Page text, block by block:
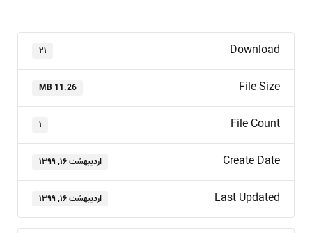
Download ۲۱
File Size
11.26 MB
File Count ۱
Create Date اردیبهشت ۱۶, ۱۳۹۹
Last Updated اردیبهشت ۱۶, ۱۳۹۹